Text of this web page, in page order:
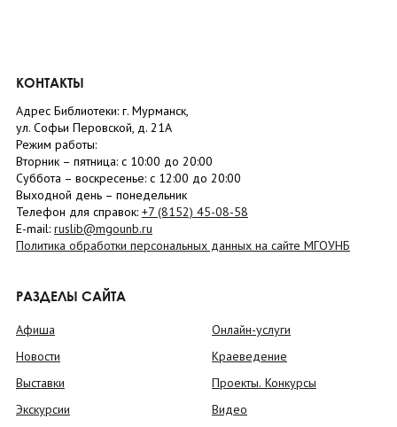
КОНТАКТЫ
Адрес Библиотеки: г. Мурманск,
ул. Софьи Перовской, д. 21А
Режим работы:
Вторник – пятница: с 10:00 до 20:00
Суббота – воскресенье: c 12:00 до 20:00
Выходной день – понедельник
Телефон для справок: +7 (8152) 45-08-58
E-mail: ruslib@mgounb.ru
Политика обработки персональных данных на сайте МГОУНБ
РАЗДЕЛЫ САЙТА
Афиша
Новости
Выставки
Экскурсии
Онлайн-услуги
Краеведение
Проекты. Конкурсы
Видео